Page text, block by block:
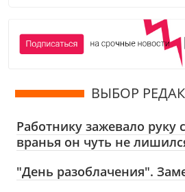
ВЫБОР
Работнику зажевало руку
вранья он чуть не
"День разоблачения".